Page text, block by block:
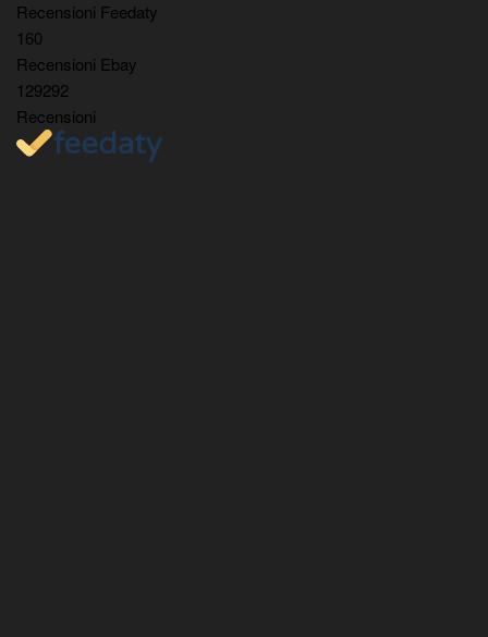
Recensioni Feedaty
160
Recensioni Ebay
129292
Recensioni